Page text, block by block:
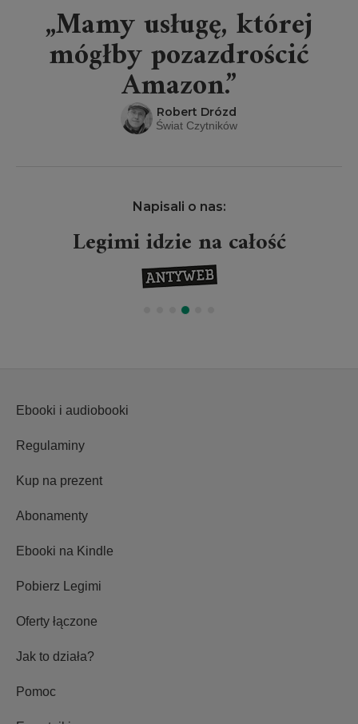
„Mamy usługę, której
mógłby pozazdrościć
Amazon.”
Robert Drózd
Świat Czytników
Napisali o nas:
Legimi idzie na całość
Ebooki i audiobooki
Regulaminy
Kup na prezent
Abonamenty
Ebooki na Kindle
Pobierz Legimi
Oferty łączone
Jak to działa?
Pomoc